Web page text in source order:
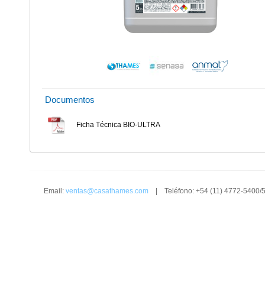
Documentos
Ficha Técnica BIO-ULTRA
Email: ventas@casathames.com| Teléfono: +54 (11) 4772-